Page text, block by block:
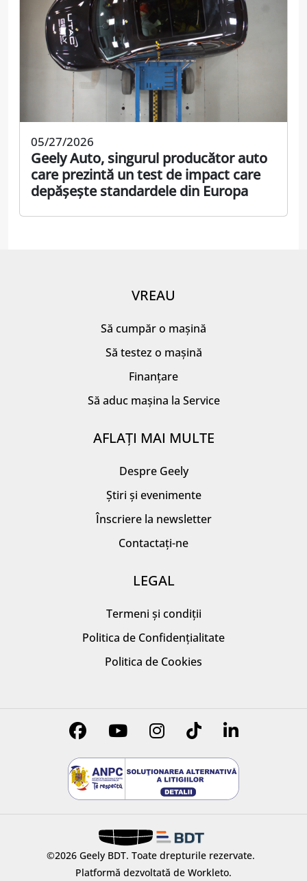
05/27/2026
Geely Auto, singurul producător auto
care prezintă un test de impact care
depășește standardele din Europa
VREAU
Să cumpăr o mașină
Să testez o mașină
Finanțare
Să aduc mașina la Service
AFLAȚI MAI MULTE
Despre Geely
Știri și evenimente
Înscriere la newsletter
Contactați-ne
LEGAL
Termeni și condiții
Politica de Confidențialitate
Politica de Cookies
©2026 Geely BDT. Toate drepturile rezervate.
Platformă dezvoltată de Workleto.